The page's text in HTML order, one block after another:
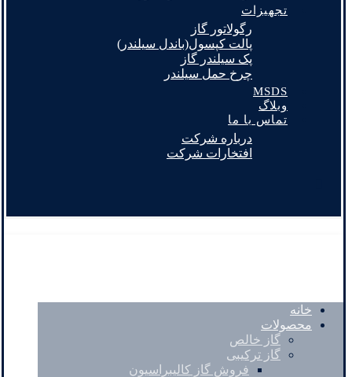
تجهیزات
رگولاتور گاز
پالت کپسول(باندل سیلندر)
پک سیلندر گاز
چرخ حمل سیلندر
MSDS
وبلاگ
تماس با ما
درباره شرکت
افتخارات شرکت
خانه
محصولات
گاز خالص
گاز ترکیبی
فروش گاز کالیبراسیون